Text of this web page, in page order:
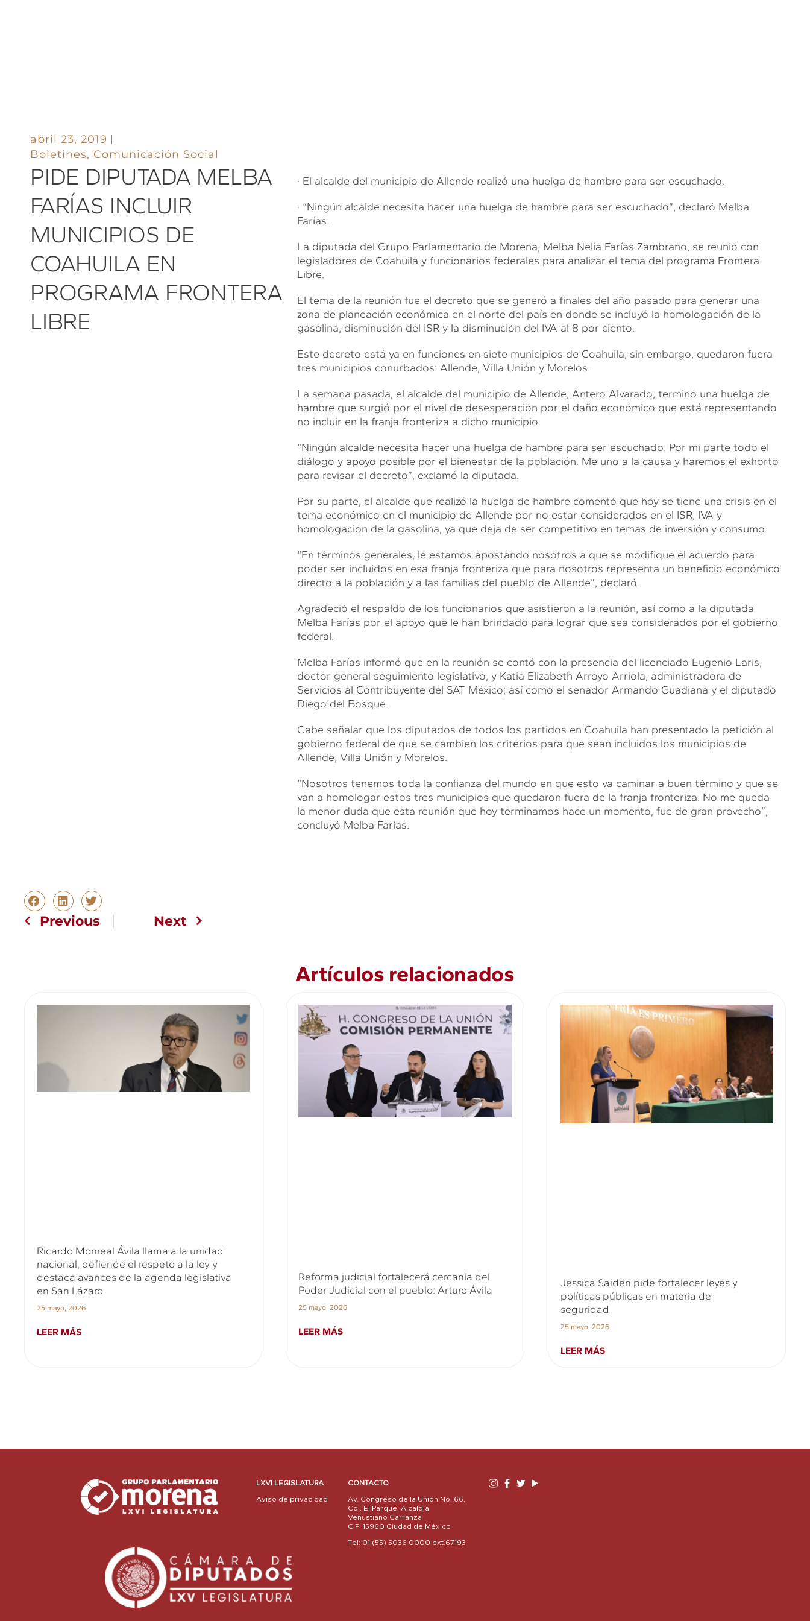
abril 23, 2019
Boletines, Comunicación Social
PIDE DIPUTADA MELBA
FARÍAS INCLUIR
MUNICIPIOS DE
COAHUILA EN
PROGRAMA FRONTERA
LIBRE
· El alcalde del municipio de Allende realizó una huelga de hambre para ser escuchado.
· “Ningún alcalde necesita hacer una huelga de hambre para ser escuchado”, declaró Melba
Farías.
La diputada del Grupo Parlamentario de Morena, Melba Nelia Farías Zambrano, se reunió con
legisladores de Coahuila y funcionarios federales para analizar el tema del programa Frontera
Libre.
El tema de la reunión fue el decreto que se generó a finales del año pasado para generar una
zona de planeación económica en el norte del país en donde se incluyó la homologación de la
gasolina, disminución del ISR y la disminución del IVA al 8 por ciento.
Este decreto está ya en funciones en siete municipios de Coahuila, sin embargo, quedaron fuera
tres municipios conurbados: Allende, Villa Unión y Morelos.
La semana pasada, el alcalde del municipio de Allende, Antero Alvarado, terminó una huelga de
hambre que surgió por el nivel de desesperación por el daño económico que está representando
no incluir en la franja fronteriza a dicho municipio.
“Ningún alcalde necesita hacer una huelga de hambre para ser escuchado. Por mi parte todo el
diálogo y apoyo posible por el bienestar de la población. Me uno a la causa y haremos el exhorto
para revisar el decreto”, exclamó la diputada.
Por su parte, el alcalde que realizó la huelga de hambre comentó que hoy se tiene una crisis en el
tema económico en el municipio de Allende por no estar considerados en el ISR, IVA y
homologación de la gasolina, ya que deja de ser competitivo en temas de inversión y consumo.
“En términos generales, le estamos apostando nosotros a que se modifique el acuerdo para
poder ser incluidos en esa franja fronteriza que para nosotros representa un beneficio económico
directo a la población y a las familias del pueblo de Allende”, declaró.
Agradeció el respaldo de los funcionarios que asistieron a la reunión, así como a la diputada
Melba Farías por el apoyo que le han brindado para lograr que sea considerados por el gobierno
federal.
Melba Farías informó que en la reunión se contó con la presencia del licenciado Eugenio Laris,
doctor general seguimiento legislativo, y Katia Elizabeth Arroyo Arriola, administradora de
Servicios al Contribuyente del SAT México; así como el senador Armando Guadiana y el diputado
Diego del Bosque.
Cabe señalar que los diputados de todos los partidos en Coahuila han presentado la petición al
gobierno federal de que se cambien los criterios para que sean incluidos los municipios de
Allende, Villa Unión y Morelos.
“Nosotros tenemos toda la confianza del mundo en que esto va caminar a buen término y que se
van a homologar estos tres municipios que quedaron fuera de la franja fronteriza. No me queda
la menor duda que esta reunión que hoy terminamos hace un momento, fue de gran provecho”,
concluyó Melba Farías.
Previous Next
Artículos relacionados
Ricardo Monreal Ávila llama a la unidad
nacional, defiende el respeto a la ley y
destaca avances de la agenda legislativa
en San Lázaro
25 mayo, 2026
LEER MÁS
Reforma judicial fortalecerá cercanía del
Poder Judicial con el pueblo: Arturo Ávila
25 mayo, 2026
LEER MÁS
Jessica Saiden pide fortalecer leyes y
políticas públicas en materia de
seguridad
25 mayo, 2026
LEER MÁS
LXVI LEGISLATURA
Aviso de privacidad
CONTACTO
Av. Congreso de la Unión No. 66,
Col. El Parque, Alcaldía
Venustiano Carranza
C.P. 15960 Ciudad de México
Tel: 01 (55) 5036 0000 ext.67193